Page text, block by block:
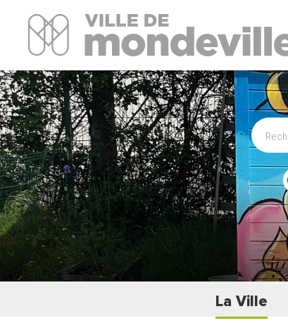
Site Officiel de la ville de Mondeville
La Ville